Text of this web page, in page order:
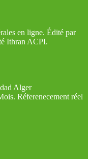
en ligne. Édité par
Ithran ACPI.
Alger
Réferenecement réel